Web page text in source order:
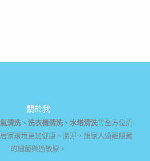
關於我
清洗、洗衣機清洗、水塔清洗等全方位清
家環境更加健康、潔淨，讓家人遠離隱藏
的細菌與過敏原。